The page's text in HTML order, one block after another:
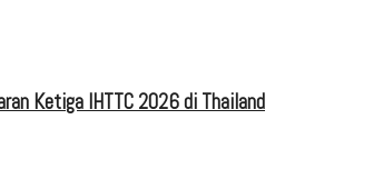
Ketiga IHTTC 2026 di Thailand